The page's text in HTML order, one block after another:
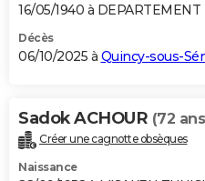
16/05/1940 à
Décès
06/10/2025 à Quincy-sous-
Sadok ACHOUR (72
Créer une cagnotte obsèques
Naissance